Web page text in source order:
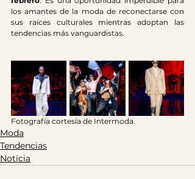
los amantes de la moda de reconectarse con
sus raíces culturales mientras adoptan las
tendencias más vanguardistas.
Fotografía cortesía de Intermoda.
Moda
Tendencias
Noticia